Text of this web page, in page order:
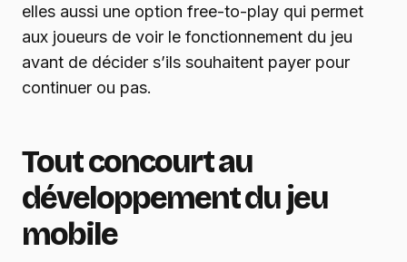
elles aussi une option free-to-play qui permet
aux joueurs de voir le fonctionnement du jeu
avant de décider s’ils souhaitent payer pour
continuer ou pas.
Tout concourt au
développement du jeu
mobile